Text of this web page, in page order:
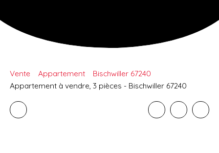
Vente Appartement
Bischwiller 67240
Appartement à vendre, 3 pièces - Bischwiller 67240